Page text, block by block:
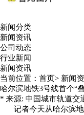
新闻分类
新闻资讯
公司动态
行业新闻
新闻资讯
当前位置： 首页> 新闻
哈尔滨地铁3号线首个“
* 来源: 中国城市轨道交
记者今天从哈尔滨地